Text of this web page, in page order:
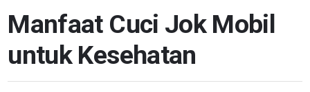
Manfaat Cuci Jok Mobil
untuk Kesehatan